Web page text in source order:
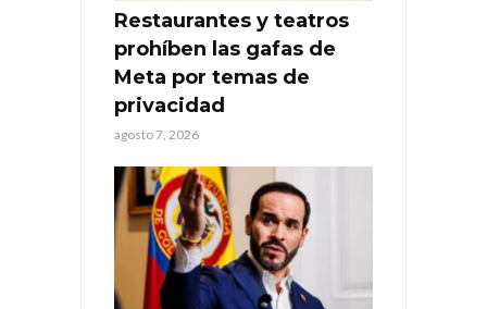
Restaurantes y teatros
prohíben las gafas de
Meta por temas de
privacidad
agosto 7, 2026